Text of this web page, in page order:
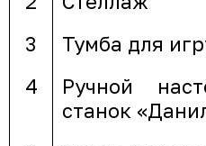
3
Тумба для
4
Ручной
станок